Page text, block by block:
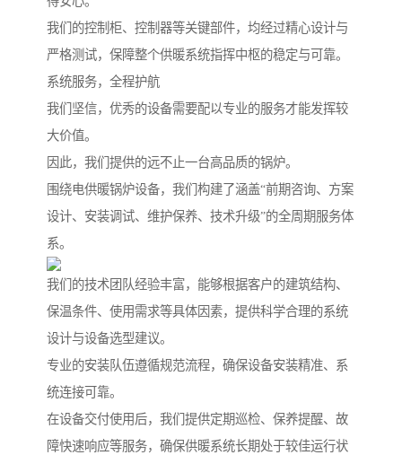
我们的控制柜、控制器等关键部件，均经过精心设计与
严格测试，保障整个供暖系统指挥中枢的稳定与可靠。
系统服务，全程护航
我们坚信，优秀的设备需要配以专业的服务才能发挥较
大价值。
因此，我们提供的远不止一台高品质的锅炉。
围绕电供暖锅炉设备，我们构建了涵盖“前期咨询、方案
设计、安装调试、维护保养、技术升级”的全周期服务体
系。
我们的技术团队经验丰富，能够根据客户的建筑结构、
保温条件、使用需求等具体因素，提供科学合理的系统
设计与设备选型建议。
专业的安装队伍遵循规范流程，确保设备安装精准、系
统连接可靠。
在设备交付使用后，我们提供定期巡检、保养提醒、故
障快速响应等服务，确保供暖系统长期处于较佳运行状